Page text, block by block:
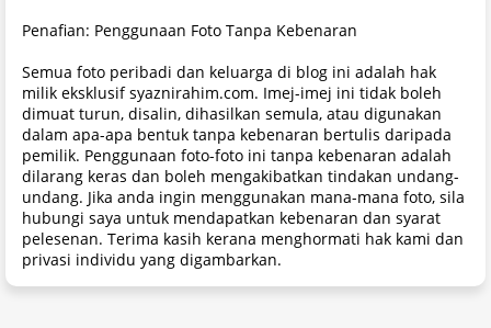
Penafian: Penggunaan Foto Tanpa Kebenaran
Semua foto peribadi dan keluarga di blog ini adalah hak
milik eksklusif syaznirahim.com. Imej-imej ini tidak boleh
dimuat turun, disalin, dihasilkan semula, atau digunakan
dalam apa-apa bentuk tanpa kebenaran bertulis daripada
pemilik. Penggunaan foto-foto ini tanpa kebenaran adalah
dilarang keras dan boleh mengakibatkan tindakan undang-
undang. Jika anda ingin menggunakan mana-mana foto, sila
hubungi saya untuk mendapatkan kebenaran dan syarat
pelesenan. Terima kasih kerana menghormati hak kami dan
privasi individu yang digambarkan.